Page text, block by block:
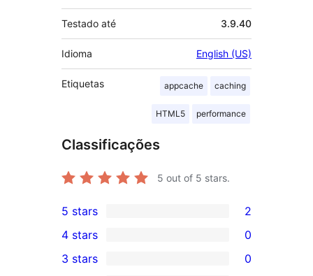
Testado até 3.9.40
Idioma English (US)
Etiquetas appcache caching
HTML5 performance
Classificações
5 out of 5 stars.
2
5-
star
5 stars 2
4-
4 stars 0
0
3 stars 0